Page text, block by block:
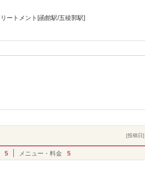
ートメント[函館駅/五稜郭駅]
[投稿日
5 メニュー・料金 5